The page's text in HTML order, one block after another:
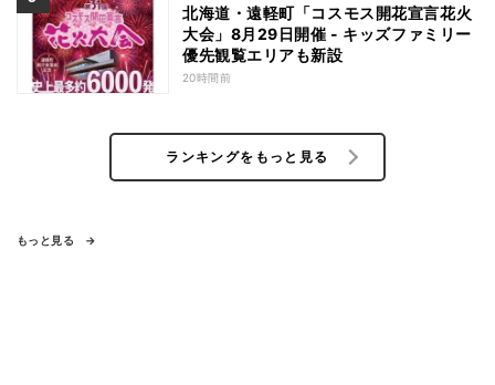
北海道・遠軽町「コスモス開花宣言花火
大会」8月29日開催 - キッズファミリー
優先観覧エリアも新設
20時間前
ランキングをもっと見る
もっと見る